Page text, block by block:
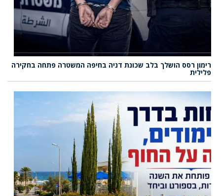
רימון רסס הושלך בלב שכונת דניה בחיפה המשטרה פתחה בחקירה
פלילית